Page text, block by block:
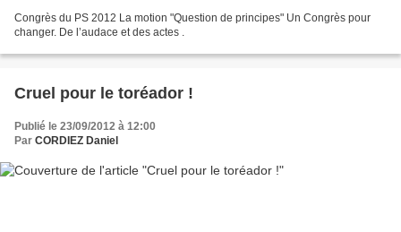
Congrès du PS 2012 La motion "Question de principes" Un Congrès pour
changer. De l’audace et des actes .
Cruel pour le toréador !
Publié le 23/09/2012 à 12:00
Par CORDIEZ Daniel